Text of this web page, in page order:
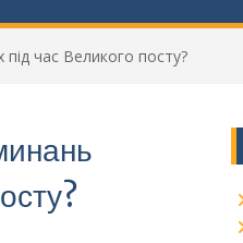
час Великого посту?